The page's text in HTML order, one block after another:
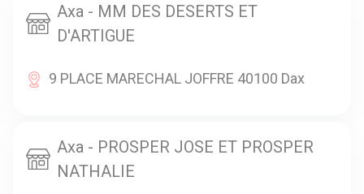
Axa - MM DES DESERTS ET
D'ARTIGUE
9 PLACE MARECHAL JOFFRE 40100 Dax
Axa - PROSPER JOSE ET PROSPER
NATHALIE